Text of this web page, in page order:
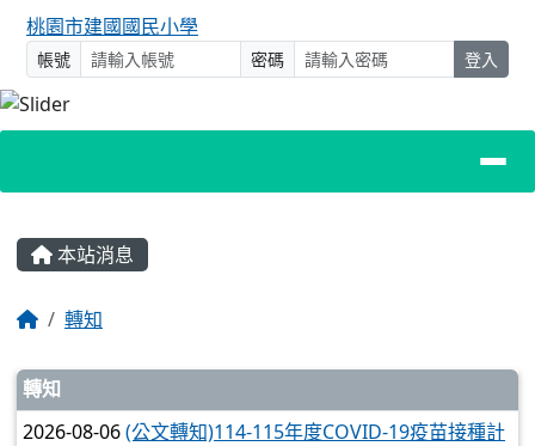
桃園市建國國民小學
帳號 密碼 登入
主內容區域
本站消息
回首頁
轉知
文章列表
轉知
2026-08-06(公文轉知)114-115年度COVID-19疫苗接種計